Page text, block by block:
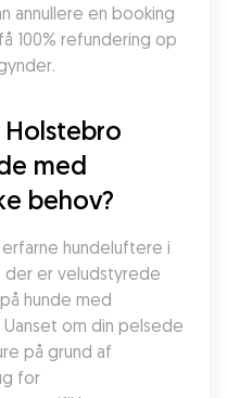
annullere en booking
100% refundering op
med
behov?
hundeluftere i
der er veludstyrede
hunde med
om din pelsede
på grund af
for